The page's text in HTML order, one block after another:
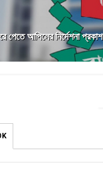
পেতে আপিলের নির্দেশনা প্রকাশ